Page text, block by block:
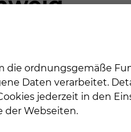
Ausbildungs-
die ordnungsgemäße
Daten verarbeitet.
jederzeit in den
der Webseiten.